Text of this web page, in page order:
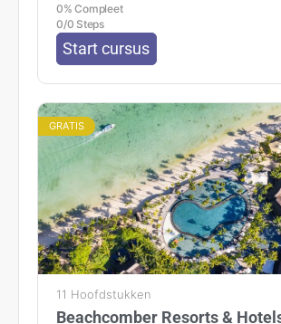
0% Compleet
0/0 Steps
Start cursus
GRATIS
11 Hoofdstukken
Beachcomber Resorts &